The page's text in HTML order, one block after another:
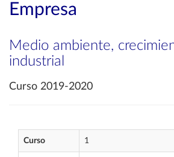
Empresa
Medio ambiente,
industrial
Curso 2019-2020
Curso 1